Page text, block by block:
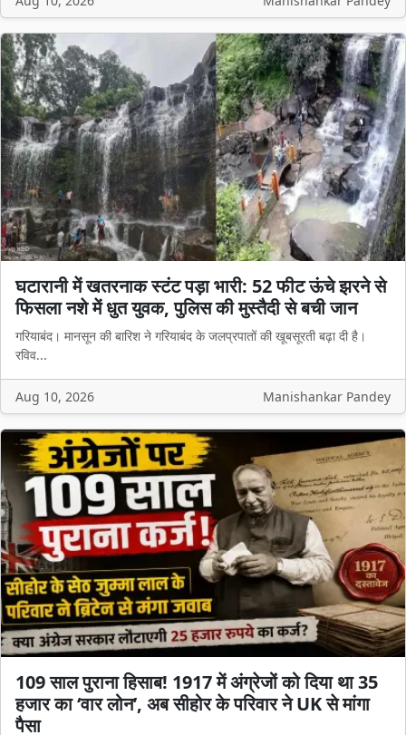
घटारानी में खतरनाक स्टंट पड़ा भारी: 52 फीट ऊंचे झरने से
फिसला नशे में धुत युवक, पुलिस की मुस्तैदी से बची जान
गरियाबंद। मानसून की बारिश ने गरियाबंद के जलप्रपातों की खूबसूरती बढ़ा दी है।
रविव...
Aug 10, 2026 Manishankar Pandey
109 साल पुराना हिसाब! 1917 में अंग्रेजों को दिया था 35
हजार का ‘वार लोन’, अब सीहोर के परिवार ने UK से मांगा
पैसा